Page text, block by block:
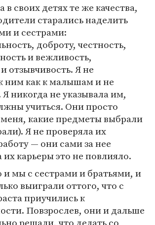
в своих детях те же качества,
старались наделить
и сестрами:
доброту, честность,
и вежливость,
отзывчивость. Я не
ним как к малышам и не
никогда не указывала им,
учиться. Они просто
какие предметы выбрали
Я не проверяла их
— они сами за нее
их карьеры это не повлияло.
мы с сестрами и братьями, и
выиграли оттого, что с
приучились к
Повзрослев, они и дальше